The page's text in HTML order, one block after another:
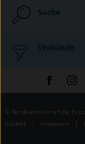
Suche
Verbünde
© Bundesministerium für
Kontakt
| Impressum |